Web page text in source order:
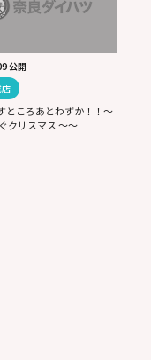
公開
ところあとわずか！！～
クリスマス ～～